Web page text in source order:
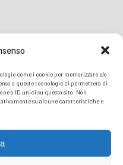
come i cookie per memorizzare e/o
a queste tecnologie ci permetterà di
o ID unici su questo sito. Non
su alcune caratteristiche e